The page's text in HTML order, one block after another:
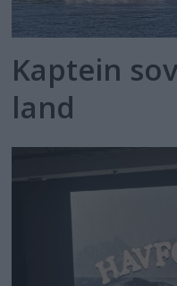
Kaptein
land